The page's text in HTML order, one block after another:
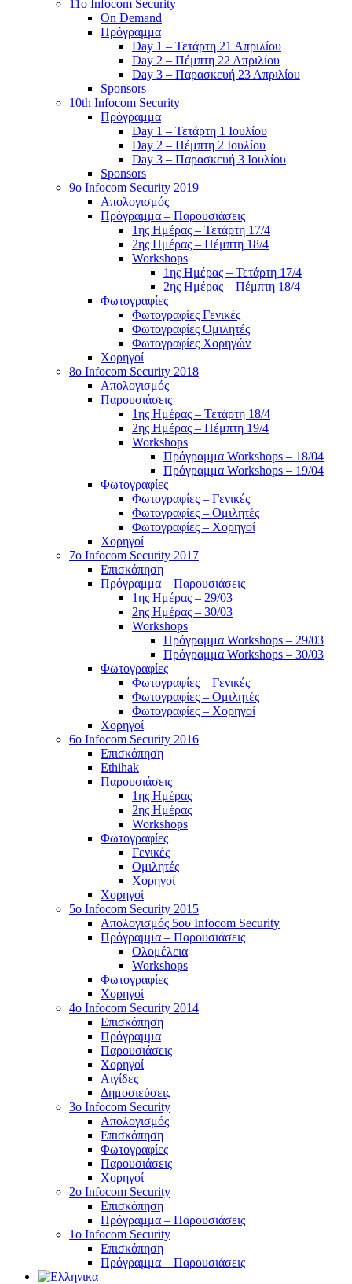
11o Infocom Security
On Demand
Πρόγραμμα
Day 1 – Τετάρτη 21 Απριλίου
Day 2 – Πέμπτη 22 Απριλίου
Day 3 – Παρασκευή 23 Απριλίου
Sponsors
10th Infocom Security
Πρόγραμμα
Day 1 – Τετάρτη 1 Ιουλίου
Day 2 – Πέμπτη 2 Ιουλίου
Day 3 – Παρασκευή 3 Ιουλίου
Sponsors
9ο Infocom Security 2019
Απολογισμός
Πρόγραμμα – Παρουσιάσεις
1ης Ημέρας – Τετάρτη 17/4
2ης Ημέρας – Πέμπτη 18/4
Workshops
1ης Ημέρας – Τετάρτη 17/4
2ης Ημέρας – Πέμπτη 18/4
Φωτογραφίες
Φωτογραφίες Γενικές
Φωτογραφίες Ομιλητές
Φωτογραφίες Χορηγών
Χορηγοί
8ο Infocom Security 2018
Απολογισμός
Παρουσιάσεις
1ης Ημέρας – Τετάρτη 18/4
2ης Ημέρας – Πέμπτη 19/4
Workshops
Πρόγραμμα Workshops – 18/04
Πρόγραμμα Workshops – 19/04
Φωτογραφίες
Φωτογραφίες – Γενικές
Φωτογραφίες – Ομιλητές
Φωτογραφίες – Χορηγοί
Χορηγοί
7o Infocom Security 2017
Επισκόπηση
Πρόγραμμα – Παρουσιάσεις
1ης Ημέρας – 29/03
2ης Ημέρας – 30/03
Workshops
Πρόγραμμα Workshops – 29/03
Πρόγραμμα Workshops – 30/03
Φωτογραφίες
Φωτογραφίες – Γενικές
Φωτογραφίες – Ομιλητές
Φωτογραφίες – Χορηγοί
Χορηγοί
6o Infocom Security 2016
Επισκόπηση
Ethihak
Παρουσιάσεις
1ης Ημέρας
2ης Ημέρας
Workshops
Φωτογραφίες
Γενικές
Ομιλητές
Χορηγοί
Χορηγοί
5o Infocom Security 2015
Απολογισμός 5ου Infocom Security
Πρόγραμμα – Παρουσιάσεις
Ολομέλεια
Workshops
Φωτογραφίες
Χορηγοί
4ο Infocom Security 2014
Επισκόπηση
Πρόγραμμα
Παρουσιάσεις
Χορηγοί
Αιγίδες
Δημοσιεύσεις
3o Infocom Security
Απολογισμός
Επισκόπηση
Φωτογραφίες
Παρουσιάσεις
Χορηγοί
2o Infocom Security
Επισκόπηση
Πρόγραμμα – Παρουσιάσεις
1ο Infocom Security
Επισκόπηση
Πρόγραμμα – Παρουσιάσεις